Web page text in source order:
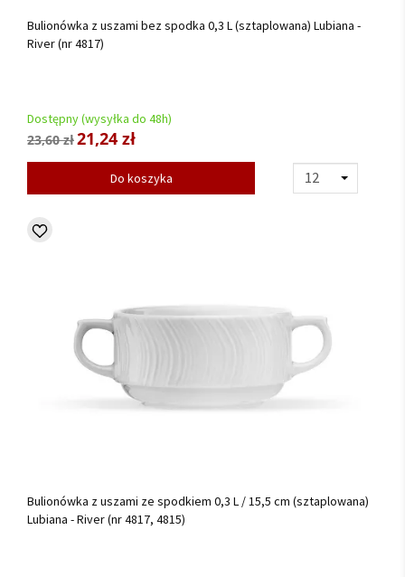
Bulionówka z uszami bez spodka 0,3 L (sztaplowana) Lubiana -
River (nr 4817)
Dostępny (wysyłka do 48h)
23,60 zł21,24 zł
Do koszyka
Bulionówka z uszami ze spodkiem 0,3 L / 15,5 cm (sztaplowana)
Lubiana - River (nr 4817, 4815)